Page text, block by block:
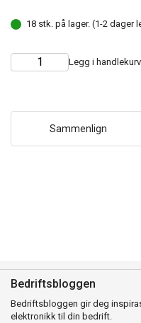
18 stk. på lager. (1-2 dager
Choose
Quantity Legg i handlekurv
Sammenlign
Bedriftsbloggen
Bedriftsbloggen gir deg
elektronikk til din bedrift.